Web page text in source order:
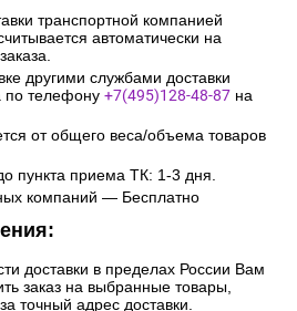
транспортной компанией
автоматически на
другими службами доставки
по телефону +7(495)128-48-87 на
от общего веса/объема товаров
пункта приема ТК: 1-3 дня.
компаний — Бесплатно
доставки в пределах России Вам
заказ на выбранные товары,
точный адрес доставки.